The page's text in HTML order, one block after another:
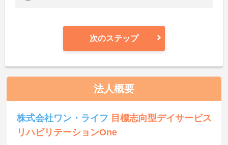
次のステップ
法人概要
株式会社ワン・ライフ 目標志向型デイサービス
リハビリテーションOne